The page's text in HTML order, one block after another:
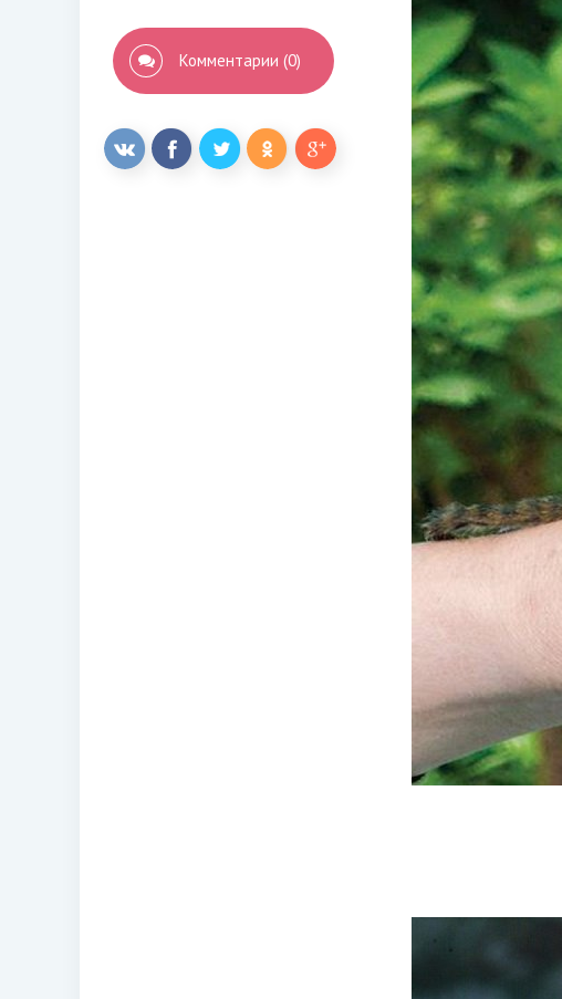
Комментарии (0)